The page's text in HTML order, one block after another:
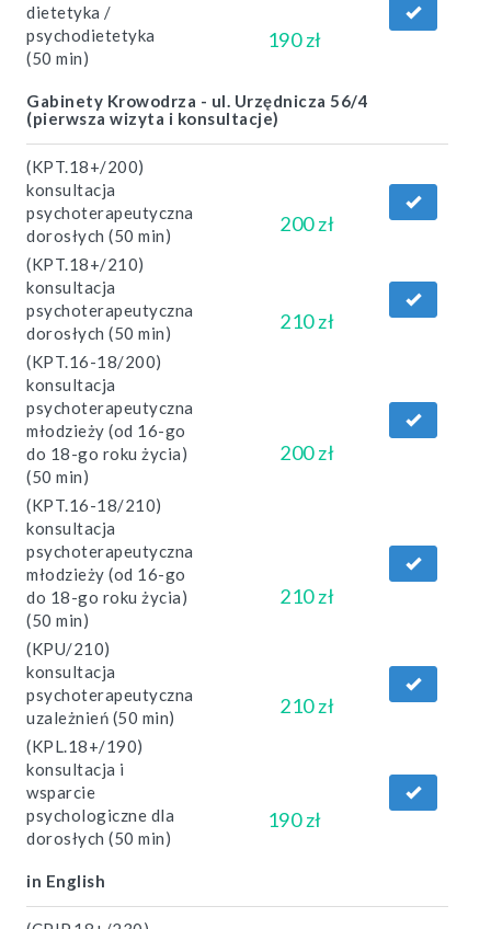
dietetyka /
psychodietetyka
(50 min)
190 zł
Gabinety Krowodrza - ul. Urzędnicza 56/4
(pierwsza wizyta i konsultacje)
(KPT.18+/200)
konsultacja
psychoterapeutyczna
dorosłych (50 min)
200 zł
(KPT.18+/210)
konsultacja
psychoterapeutyczna
dorosłych (50 min)
210 zł
(KPT.16-18/200)
konsultacja
psychoterapeutyczna
młodzieży (od 16-go
do 18-go roku życia)
(50 min)
200 zł
(KPT.16-18/210)
konsultacja
psychoterapeutyczna
młodzieży (od 16-go
do 18-go roku życia)
(50 min)
210 zł
(KPU/210)
konsultacja
psychoterapeutyczna
uzależnień (50 min)
210 zł
(KPL.18+/190)
konsultacja i
wsparcie
psychologiczne dla
dorosłych (50 min)
190 zł
in English